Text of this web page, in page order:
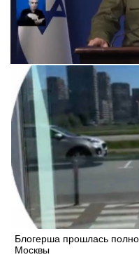
Блогерша прошлась
Москвы